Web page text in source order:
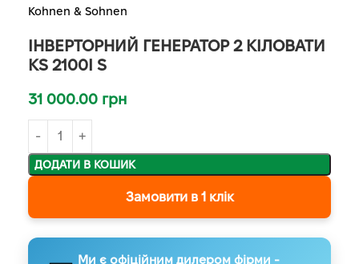
Kohnen & Sohnen
ІНВЕРТОРНИЙ ГЕНЕРАТОР 2 КІЛОВАТИ
KS 2100I S
31 000.00 грн
ДОДАТИ В КОШИК
Замовити в 1 клік
Ми є офіційним дилером фірми -